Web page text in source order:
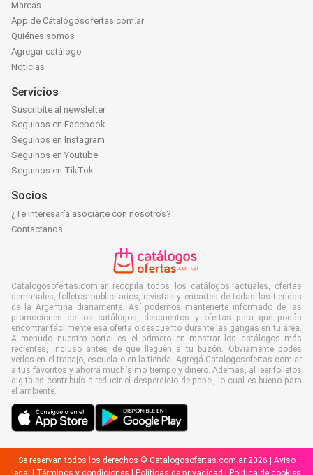
Marcas
App de Catalogosofertas.com.ar
Quiénes somos
Agregar catálogo
Noticias
Servicios
Suscribite al newsletter
Seguinos en Facebook
Seguinos en Instagram
Seguinos en Youtube
Seguinos en TikTok
Socios
¿Te interesaría asociarte con nosotros?
Contactanos
Catalogosofertas.com.ar recopila todos los catálogos actuales, ofertas
semanales, folletos publicitarios, revistas y encartes de todas las tiendas
de la Argentina diariamente. Así podemos mantenerte informado de las
promociones de los catálogos, descuentos y ofertas para que podás
encontrar fácilmente esa oferta o descuento durante las gangas en tu área.
A menudo nuestro portal es el primero en mostrar los catálogos más
recientes, incluso antes de que lleguen a tu buzón. Obviamente podés
verlos en el trabajo, escuela o en la tienda. Agregá Catalogosofertas.com.ar
a tus favoritos y ahorrá muchísimo tiempo y dinero. Además, al leer folletos
digitales contribuís a reducir el desperdicio de papel, lo cual es bueno para
el ambiente.
Se reservan todos los derechos © Catalogosofertas.com.ar 2026 | Aviso
legal
Términos y condiciones Políticas de privacidad Política de cookies